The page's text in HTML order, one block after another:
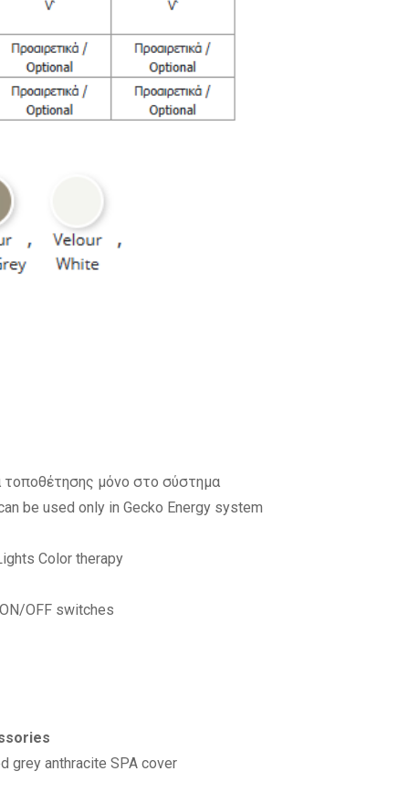
τοποθέτησης μόνο στο σύστημα
be used only in Gecko Energy system
Color therapy
OFF switches
grey anthracite SPA cover